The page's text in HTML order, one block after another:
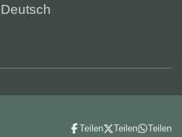
Deutsch
Teilen Teilen Teilen